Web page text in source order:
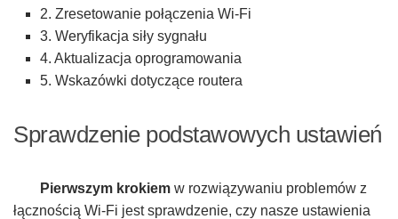
2. Zresetowanie połączenia Wi-Fi
3. Weryfikacja siły sygnału
4. Aktualizacja oprogramowania
5. Wskazówki dotyczące routera
Sprawdzenie podstawowych ustawień
Pierwszym krokiem w rozwiązywaniu problemów z
łącznością Wi-Fi jest sprawdzenie, czy nasze ustawienia